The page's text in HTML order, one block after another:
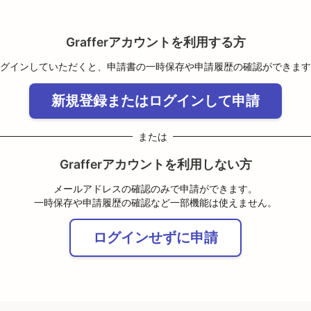
Grafferアカウントを利用する方
インしていただくと、申請書の一時保存や申請履歴の確認ができま
新規登録またはログインして申請
または
Grafferアカウントを利用しない方
メールアドレスの確認のみで申請ができます。
一時保存や申請履歴の確認など一部機能は使えません。
ログインせずに申請